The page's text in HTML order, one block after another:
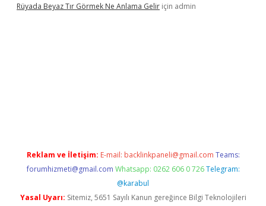
Rüyada Beyaz Tır Görmek Ne Anlama Gelir için admin
Reklam ve İletişim: E-mail: backlinkpaneli@gmail.com Teams:
forumhizmeti@gmail.com Whatsapp: 0262 606 0 726 Telegram:
@karabul
Yasal Uyarı: Sitemiz, 5651 Sayılı Kanun gereğince Bilgi Teknolojileri